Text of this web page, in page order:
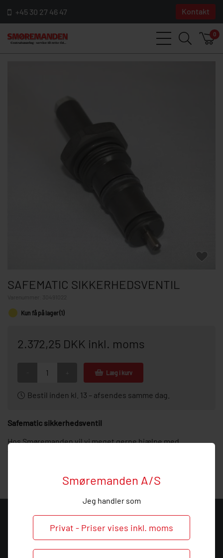
Smøremanden A/S
Jeg handler som
Privat - Priser vises inkl. moms
+45 30 27 46 47 Kontakt
0
SAFEMATIC SIKKERHEDSVENTIL
30491022
Kun få på lager (1)
2.372,25 DKK inkl. moms
Læg i kurv
Bestil inden kl. 13 – afsendes samme dag.
Safematic sikkerhedsventil
Hos Smøremanden vil vi meget gerne hjælpe med
KONTAKT
Smøremanden A/S
CVR: 39683717